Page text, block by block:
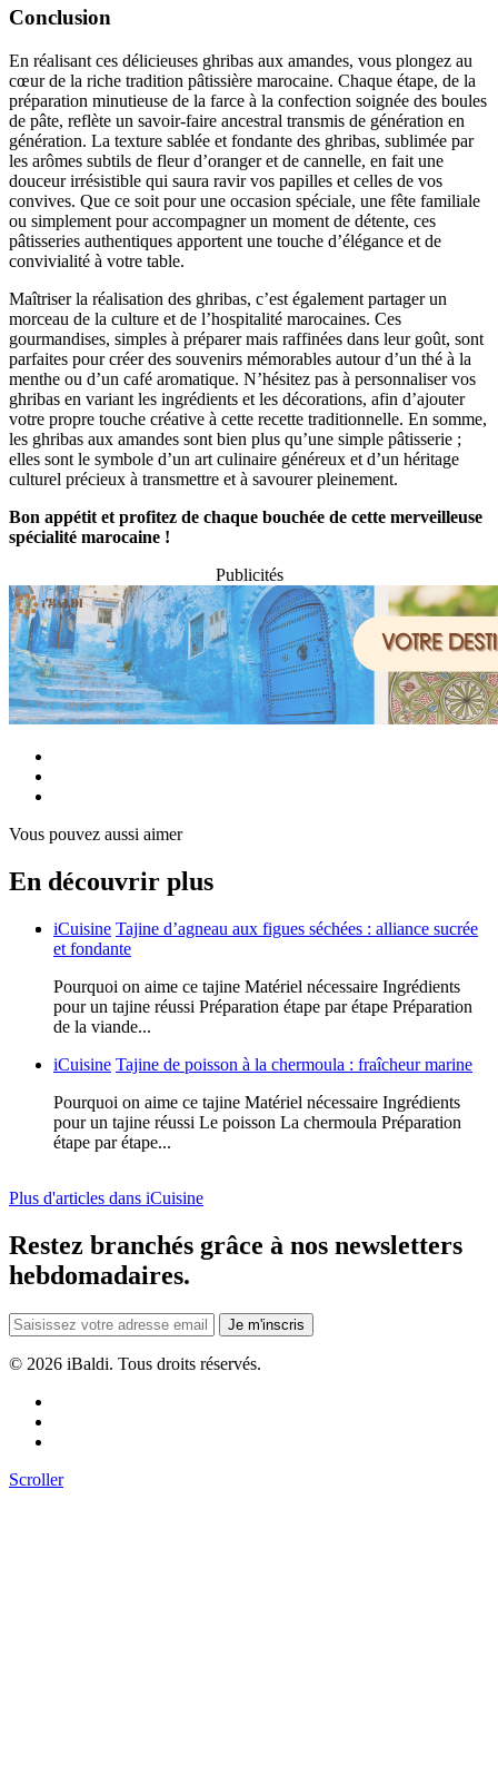
Conclusion
En réalisant ces délicieuses ghribas aux amandes, vous plongez au
cœur de la riche tradition pâtissière marocaine. Chaque étape, de la
préparation minutieuse de la farce à la confection soignée des boules
de pâte, reflète un savoir-faire ancestral transmis de génération en
génération. La texture sablée et fondante des ghribas, sublimée par
les arômes subtils de fleur d’oranger et de cannelle, en fait une
douceur irrésistible qui saura ravir vos papilles et celles de vos
convives. Que ce soit pour une occasion spéciale, une fête familiale
ou simplement pour accompagner un moment de détente, ces
pâtisseries authentiques apportent une touche d’élégance et de
convivialité à votre table.
Maîtriser la réalisation des ghribas, c’est également partager un
morceau de la culture et de l’hospitalité marocaines. Ces
gourmandises, simples à préparer mais raffinées dans leur goût, sont
parfaites pour créer des souvenirs mémorables autour d’un thé à la
menthe ou d’un café aromatique. N’hésitez pas à personnaliser vos
ghribas en variant les ingrédients et les décorations, afin d’ajouter
votre propre touche créative à cette recette traditionnelle. En somme,
les ghribas aux amandes sont bien plus qu’une simple pâtisserie ;
elles sont le symbole d’un art culinaire généreux et d’un héritage
culturel précieux à transmettre et à savourer pleinement.
Bon appétit et profitez de chaque bouchée de cette merveilleuse
spécialité marocaine !
Publicités
Vous pouvez aussi aimer
En découvrir plus
iCuisine Tajine d’agneau aux figues séchées : alliance sucrée
et fondante
Pourquoi on aime ce tajine Matériel nécessaire Ingrédients
pour un tajine réussi Préparation étape par étape Préparation
de la viande...
iCuisine Tajine de poisson à la chermoula : fraîcheur marine
Pourquoi on aime ce tajine Matériel nécessaire Ingrédients
pour un tajine réussi Le poisson La chermoula Préparation
étape par étape...
Plus d'articles dans iCuisine
Restez branchés grâce à nos newsletters
hebdomadaires.
Je m'inscris
© 2026 iBaldi. Tous droits réservés.
Scroller